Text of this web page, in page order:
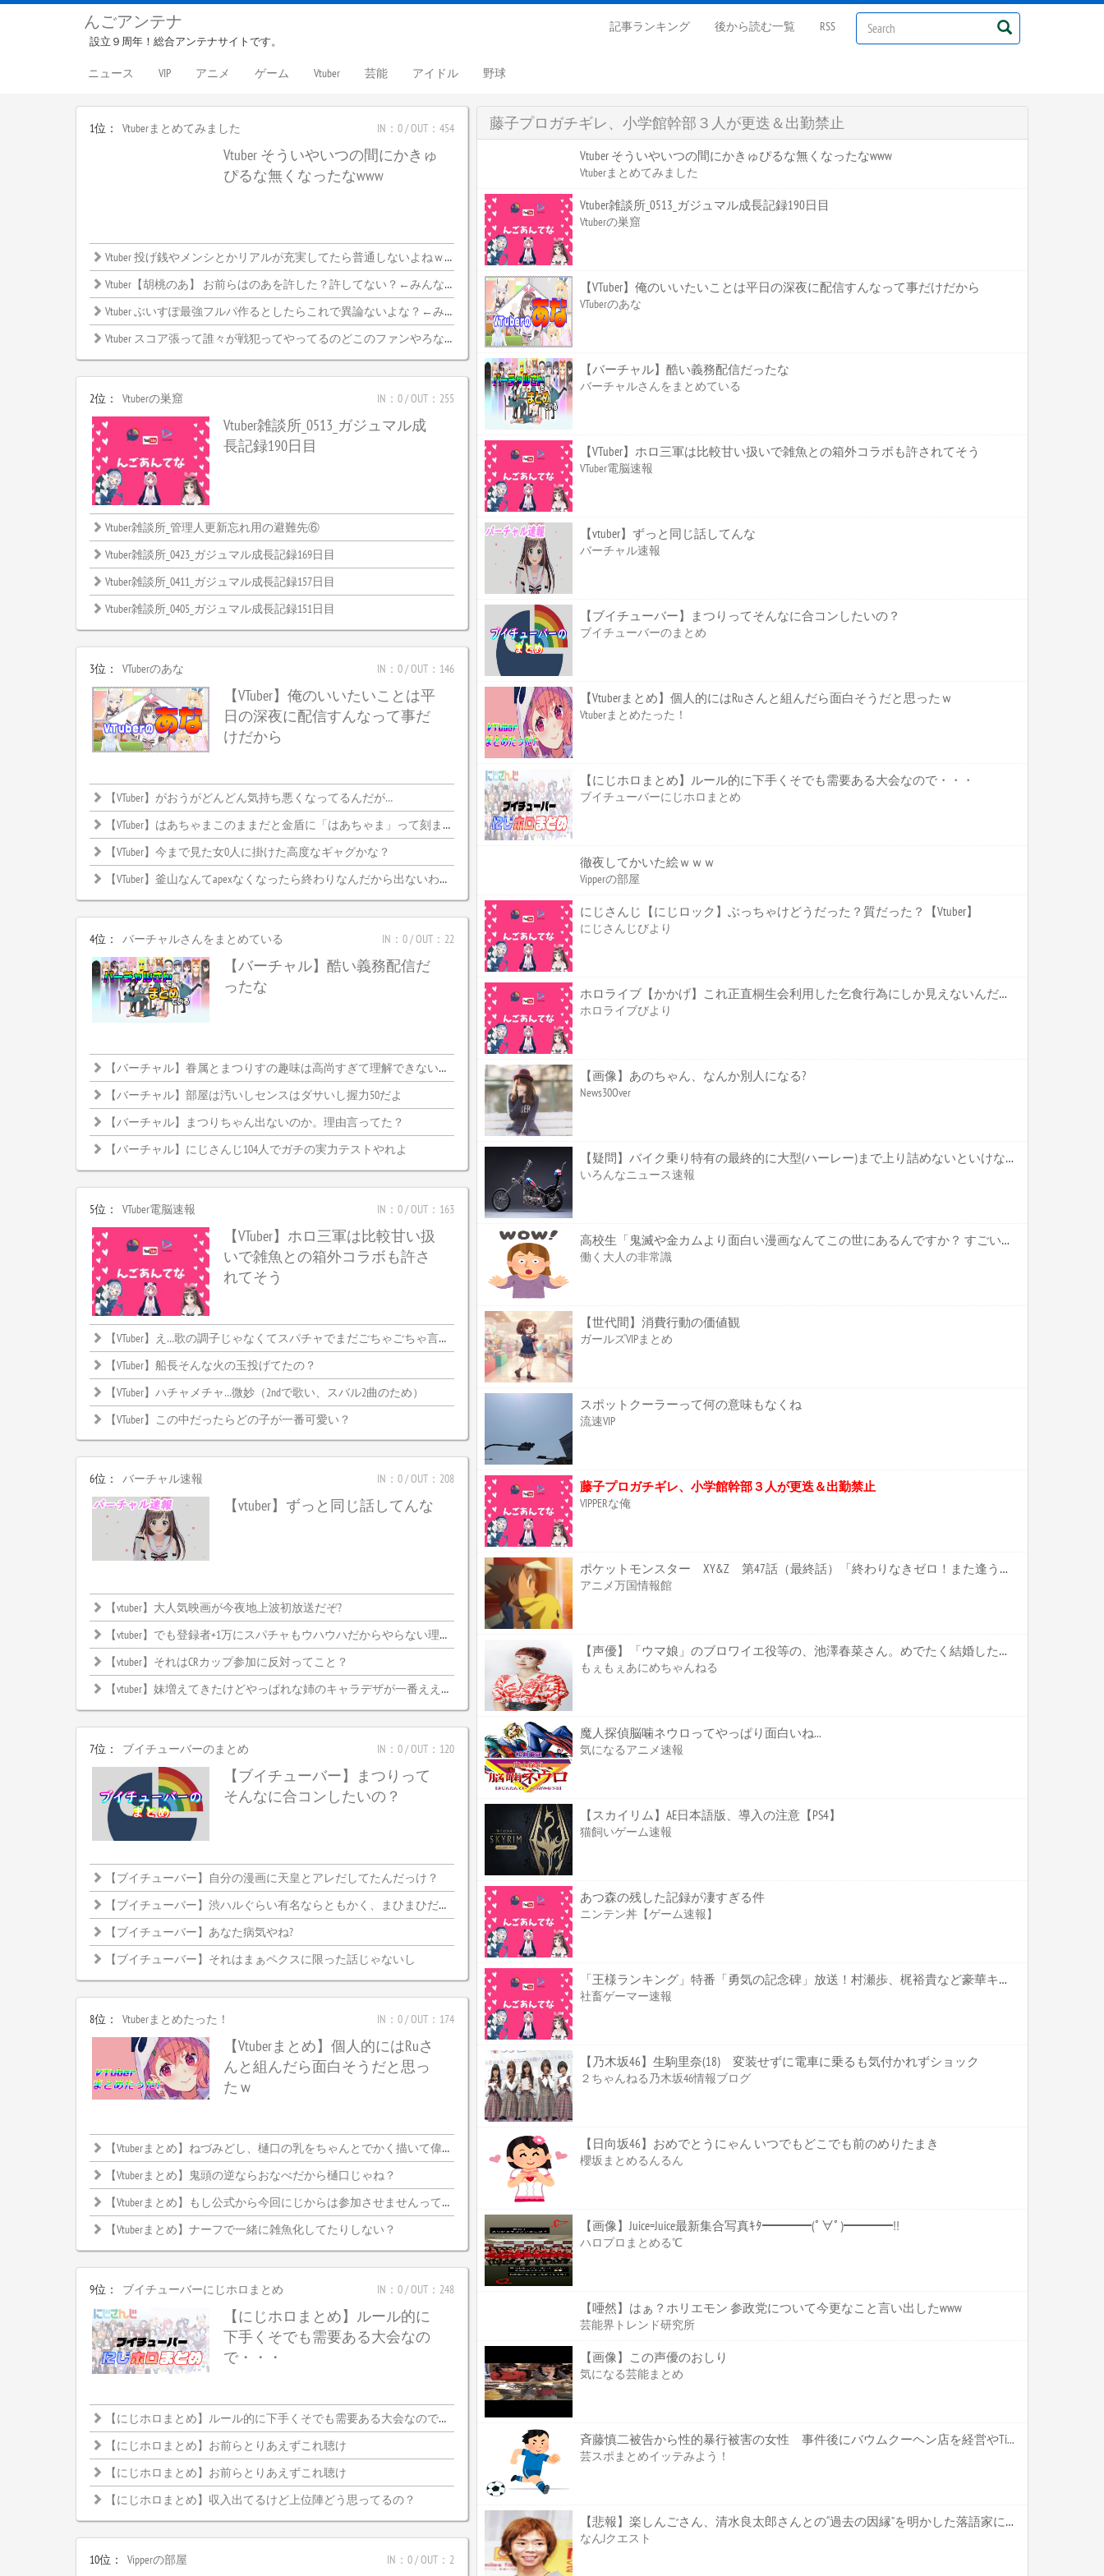
んごアンテナ
設立９周年！総合アンテナサイトです。
記事ランキング 後から読む一覧 RSS
ニュース VIP アニメ ゲーム Vtuber 芸能 アイドル 野球
1位： Vtuberまとめてみました IN：0 / OUT：454
Vtuber そういやいつの間にかきゅ
ぴるな無くなったなwww
Vtuber 投げ銭やメンシとかリアルが充実してたら普通しないよねｗｗｗｗｗｗｗｗｗｗ
Vtuber【胡桃のあ】 お前らはのあを許した？許してない？←みんなの意見がこちらｗｗｗｗｗｗｗｗｗｗ
Vtuber ぶいすぽ最強フルパ作るとしたらこれで異論ないよな？←みんな納得wwwww
Vtuber スコア張って誰々が戦犯ってやってるのどこのファンやろな…？
2位： Vtuberの巣窟 IN：0 / OUT：255
Vtuber雑談所_0513_ガジュマル成
長記録190日目
Vtuber雑談所_管理人更新忘れ用の避難先⑥
Vtuber雑談所_0423_ガジュマル成長記録169日目
Vtuber雑談所_0411_ガジュマル成長記録157日目
Vtuber雑談所_0405_ガジュマル成長記録151日目
3位： VTuberのあな IN：0 / OUT：146
【VTuber】俺のいいたいことは平
日の深夜に配信すんなって事だ
けだから
【VTuber】がおうがどんどん気持ち悪くなってるんだが…
【VTuber】はあちゃまこのままだと金盾に「はあちゃま」って刻まれるけどいいのか
【VTuber】今まで見た女0人に掛けた高度なギャグかな？
【VTuber】釜山なんてapexなくなったら終わりなんだから出ないわけがない
4位： バーチャルさんをまとめている IN：0 / OUT：22
【バーチャル】酷い義務配信だ
ったな
【バーチャル】眷属とまつりすの趣味は高尚すぎて理解できないわｗｗ
【バーチャル】部屋は汚いしセンスはダサいし握力50だよ
【バーチャル】まつりちゃん出ないのか。理由言ってた？
【バーチャル】にじさんじ104人でガチの実力テストやれよ
5位： VTuber電脳速報 IN：0 / OUT：163
【VTuber】ホロ三軍は比較甘い扱
いで雑魚との箱外コラボも許さ
れてそう
【VTuber】え…歌の調子じゃなくてスパチャでまだごちゃごちゃ言ってんの…？
【VTuber】船長そんな火の玉投げてたの？
【VTuber】ハチャメチャ…微妙（2ndで歌い、スバル2曲のため）
【VTuber】この中だったらどの子が一番可愛い？
6位： バーチャル速報 IN：0 / OUT：208
【vtuber】ずっと同じ話してんな
【vtuber】大人気映画が今夜地上波初放送だぞ?
【vtuber】でも登録者+1万にスパチャもウハウハだからやらない理由がないんだわ・・・
【vtuber】それはCRカップ参加に反対ってこと？
【vtuber】妹増えてきたけどやっぱれな姉のキャラデザが一番ええな
7位： ブイチューバーのまとめ IN：0 / OUT：120
【ブイチューバー】まつりって
そんなに合コンしたいの？
【ブイチューバー】自分の漫画に天皇とアレだしてたんだっけ？
【ブイチューバー】渋ハルぐらい有名ならともかく、まひまひだと釈迦側のコメ欄が誰？
【ブイチューバー】あなた病気やね?
【ブイチューバー】それはまぁペクスに限った話じゃないし
8位： Vtuberまとめたった！ IN：0 / OUT：174
【Vtuberまとめ】個人的にはRuさ
んと組んだら面白そうだと思っ
たｗ
【Vtuberまとめ】ねづみどし、樋口の乳をちゃんとでかく描いて偉いぞ?
【Vtuberまとめ】鬼頭の逆ならおなべだから樋口じゃね？
【Vtuberまとめ】もし公式から今回にじからは参加させませんって発表したらどうなるんだろ、CRカップ中止になるんかなにじと絡めないならプロ側としてはなんの利点もないし
【Vtuberまとめ】ナーフで一緒に雑魚化してたりしない？
9位： ブイチューバーにじホロまとめ IN：0 / OUT：248
【にじホロまとめ】ルール的に
下手くそでも需要ある大会なの
で・・・
【にじホロまとめ】ルール的に下手くそでも需要ある大会なので・・・
【にじホロまとめ】お前らとりあえずこれ聴け
【にじホロまとめ】お前らとりあえずこれ聴け
【にじホロまとめ】収入出てるけど上位陣どう思ってるの？
10位： Vipperの部屋 IN：0 / OUT：2
藤子プロガチギレ、小学館幹部３人が更迭＆出勤禁止
Vtuber そういやいつの間にかきゅぴるな無くなったなwww
Vtuberまとめてみました
Vtuber雑談所_0513_ガジュマル成長記録190日目
Vtuberの巣窟
【VTuber】俺のいいたいことは平日の深夜に配信すんなって事だけだから
VTuberのあな
【バーチャル】酷い義務配信だったな
バーチャルさんをまとめている
【VTuber】ホロ三軍は比較甘い扱いで雑魚との箱外コラボも許されてそう
VTuber電脳速報
【vtuber】ずっと同じ話してんな
バーチャル速報
【ブイチューバー】まつりってそんなに合コンしたいの？
ブイチューバーのまとめ
【Vtuberまとめ】個人的にはRuさんと組んだら面白そうだと思ったｗ
Vtuberまとめたった！
【にじホロまとめ】ルール的に下手くそでも需要ある大会なので・・・
ブイチューバーにじホロまとめ
徹夜してかいた絵ｗｗｗ
Vipperの部屋
にじさんじ【にじロック】ぶっちゃけどうだった？質だった？【Vtuber】
にじさんじびより
ホロライブ【かかげ】これ正直桐生会利用した乞食行為にしか見えないんだがいいのかこれ かかげって直接関わりがあるわけじゃないだろ【Vtuber】
ホロライブびより
【画像】あのちゃん、なんか別人になる?
News30Over
【疑問】バイク乗り特有の最終的に大型(ハーレー)まで上り詰めないといけない風潮←これ
いろんなニュース速報
高校生「鬼滅や金カムより面白い漫画なんてこの世にあるんですか？ すごい漫画なら真剣に読みたいです」
働く大人の非常識
【世代間】消費行動の価値観
ガールズVIPまとめ
スポットクーラーって何の意味もなくね
流速VIP
藤子プロガチギレ、小学館幹部３人が更迭＆出勤禁止
VIPPERな俺
ポケットモンスター XY&Z 第47話（最終話）「終わりなきゼロ！また逢う日まで！！」 感想【キャプ画像あり】
アニメ万国情報館
【声優】「ウマ娘」のブロワイエ役等の、池澤春菜さん。めでたく結婚したのだが、ざーさんと間違われるって…【ざーさん、結婚してたやろ？？】
もぇもぇあにめちゃんねる
魔人探偵脳噛ネウロってやっぱり面白いね...
気になるアニメ速報
【スカイリム】AE日本語版、導入の注意【PS4】
猫飼いゲーム速報
あつ森の残した記録が凄すぎる件
ニンテン丼【ゲーム速報】
「王様ランキング」特番「勇気の記念碑」放送！村瀬歩、梶裕貴など豪華キャスト出演！
社畜ゲーマー速報
【乃木坂46】生駒里奈(18) 変装せずに電車に乗るも気付かれずショック
２ちゃんねる乃木坂46情報ブログ
【日向坂46】おめでとうにゃん いつでもどこでも前のめりたまき
櫻坂まとめるんるん
【画像】Juice=Juice最新集合写真ｷﾀ━━━━(ﾟ∀ﾟ)━━━━!!
ハロプロまとめる℃
【唖然】はぁ？ホリエモン 参政党について今更なこと言い出したwww
芸能界トレンド研究所
【画像】この声優のおしり
気になる芸能まとめ
斉藤慎二被告から性的暴行被害の女性 事件後にバウムクーヘン店を経営やTi...
芸スポまとめイッテみよう！
【悲報】楽しんごさん、清水良太郎さんとの“過去の因縁”を明かした落語家に苦言もSNSで不信の目・・・・・・・・・
なんJクエスト